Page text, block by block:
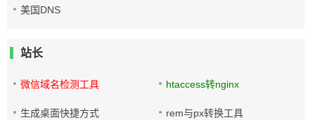
美国DNS
站长
微信域名检测工具 htaccess转nginx
生成桌面快捷方式 rem与px转换工具